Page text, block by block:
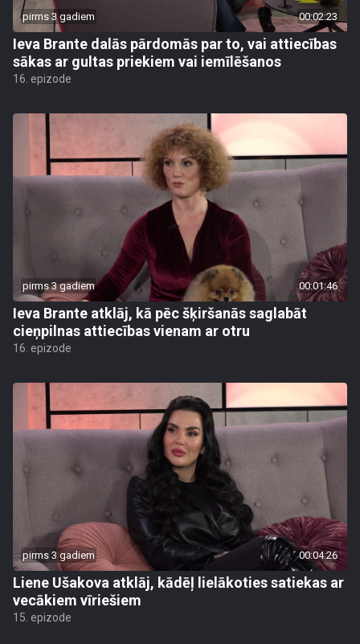
pirms 3 gadiem 00:02:23
Ieva Brante dalās pārdomās par to, vai attiecības
sākas ar gultas priekiem vai iemīlēšanos
16. epizode
pirms 3 gadiem 00:01:46
Ieva Brante atklāj, kā pēc šķiršanās saglabāt
cieņpilnas attiecības vienam ar otru
16. epizode
pirms 3 gadiem 00:04:26
Liene Ušakova atklāj, kādēļ lielākoties satiekas ar
vecākiem vīriešiem
15. epizode